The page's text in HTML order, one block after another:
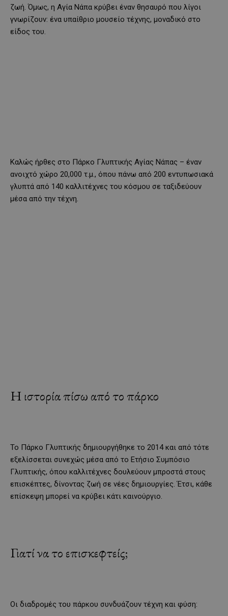
ζωή. Όμως, η Αγία Νάπα κρύβει έναν θησαυρό που λίγοι
γνωρίζουν: ένα υπαίθριο μουσείο τέχνης, μοναδικό στο
είδος του.
Καλώς ήρθες στο Πάρκο Γλυπτικής Αγίας Νάπας – έναν
ανοιχτό χώρο 20,000 τ.μ., όπου πάνω από 200 εντυπωσιακά
γλυπτά από 140 καλλιτέχνες του κόσμου σε ταξιδεύουν
μέσα από την τέχνη.
Η ιστορία πίσω από το πάρκο
Το Πάρκο Γλυπτικής δημιουργήθηκε το 2014 και από τότε
εξελίσσεται συνεχώς μέσα από το Ετήσιο Συμπόσιο
Γλυπτικής, όπου καλλιτέχνες δουλεύουν μπροστά στους
επισκέπτες, δίνοντας ζωή σε νέες δημιουργίες. Έτσι, κάθε
επίσκεψη μπορεί να κρύβει κάτι καινούργιο.
Γιατί να το επισκεφτείς;
Οι διαδρομές του πάρκου συνδυάζουν τέχνη και φύση: